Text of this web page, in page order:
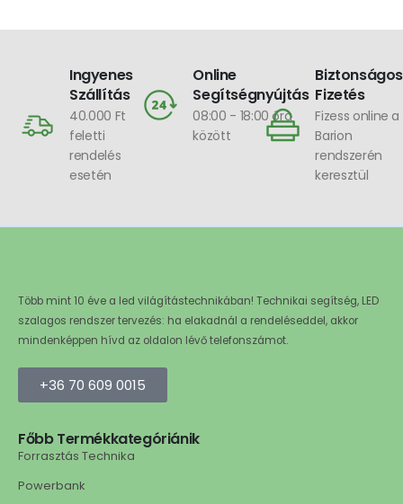
Ingyenes
Szállítás
40.000 Ft
feletti
rendelés
esetén
Online
Segítségnyújtás
08:00 - 18:00 óra
között
Biztonságos
Fizetés
Fizess online a
Barion
rendszerén
keresztül
Több mint 10 éve a led világítástechnikában! Technikai segítség, LED
szalagos rendszer tervezés: ha elakadnál a rendeléseddel, akkor
mindenképpen hívd az oldalon lévő telefonszámot.
+36 70 609 0015
Főbb Termékkategóriánik
Forrasztás Technika
Powerbank